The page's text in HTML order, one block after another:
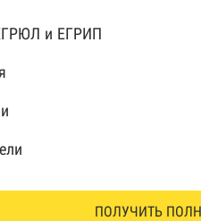
и ЕГРИП
ПОЛУЧИТЬ